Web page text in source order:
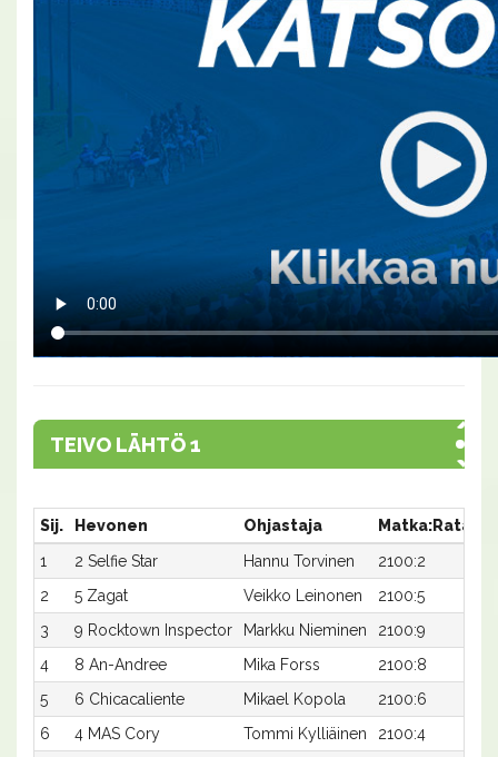
TEIVO LÄHTÖ 1
Sij. Hevonen Ohjastaja Matka:Rata
1
2 Selfie Star Hannu Torvinen 2100:2
2
5 Zagat Veikko Leinonen 2100:5
3
9 Rocktown Inspector Markku Nieminen 2100:9
4
8 An-Andree Mika Forss 2100:8
5
6 Chicacaliente Mikael Kopola 2100:6
6
4 MAS Cory Tommi Kylliäinen 2100:4